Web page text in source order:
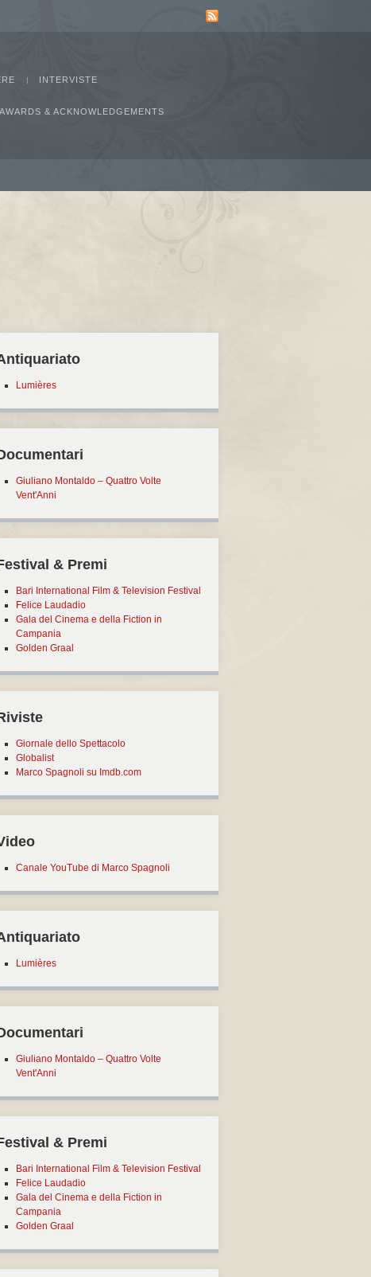
INTERVISTE
& ACKNOWLEDGEMENTS
Lumières
Giuliano Montaldo – Quattro Volte
Vent'Anni
& Premi
Bari International Film & Television Festival
Felice Laudadio
Gala del Cinema e della Fiction in
Campania
Golden Graal
Giornale dello Spettacolo
Globalist
Marco Spagnoli su Imdb.com
Canale YouTube di Marco Spagnoli
Lumières
Giuliano Montaldo – Quattro Volte
Vent'Anni
& Premi
Bari International Film & Television Festival
Felice Laudadio
Gala del Cinema e della Fiction in
Campania
Golden Graal